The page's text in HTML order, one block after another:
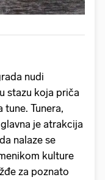
nudi
stazu koja priča
Tunera,
je atrakcija
nalaze se
kulture
za poznato